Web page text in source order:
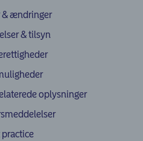
& ændringer
& tilsyn
oplysninger(opens in
practice